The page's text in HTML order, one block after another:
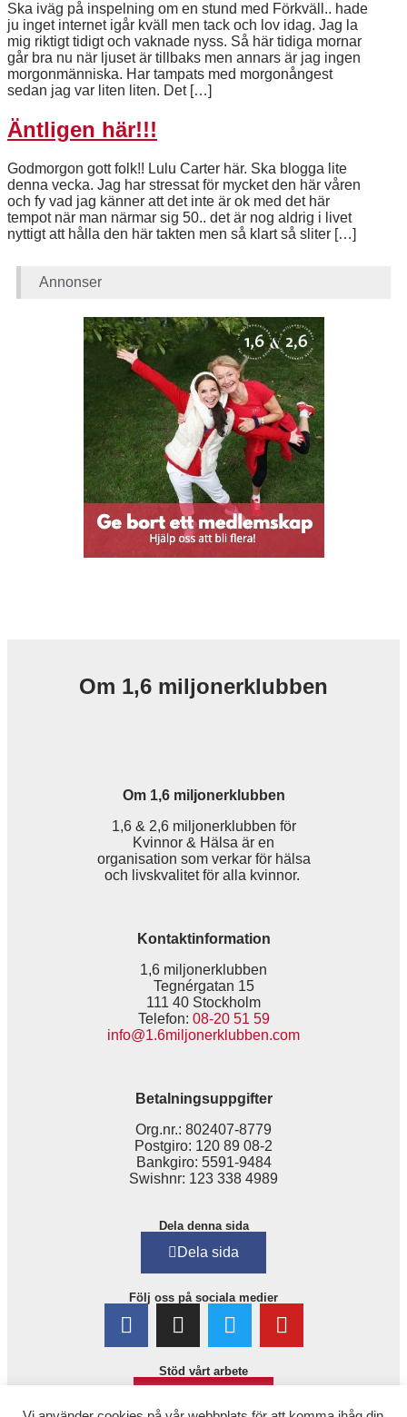
Ska iväg på inspelning om en stund med Förkväll.. hade
ju inget internet igår kväll men tack och lov idag. Jag la
mig riktigt tidigt och vaknade nyss. Så här tidiga mornar
går bra nu när ljuset är tillbaks men annars är jag ingen
morgonmänniska. Har tampats med morgonångest
sedan jag var liten liten. Det […]
Äntligen här!!!
Godmorgon gott folk!! Lulu Carter här. Ska blogga lite
denna vecka. Jag har stressat för mycket den här våren
och fy vad jag känner att det inte är ok med det här
tempot när man närmar sig 50.. det är nog aldrig i livet
nyttigt att hålla den här takten men så klart så sliter […]
Annonser
Om 1,6 miljonerklubben
Om 1,6 miljonerklubben
1,6 & 2,6 miljonerklubben för
Kvinnor & Hälsa är en
organisation som verkar för hälsa
och livskvalitet för alla kvinnor.
Kontaktinformation
1,6 miljonerklubben
Tegnérgatan 15
111 40 Stockholm
Telefon: 08-20 51 59
info@1.6miljonerklubben.com
Betalningsuppgifter
Org.nr.: 802407-8779
Postgiro: 120 89 08-2
Bankgiro: 5591-9484
Swishnr: 123 338 4989
Dela denna sida
Dela sida
Följ oss på sociala medier
Stöd vårt arbete